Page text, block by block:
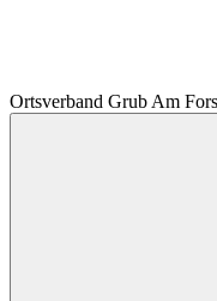
Ortsverband Grub Am